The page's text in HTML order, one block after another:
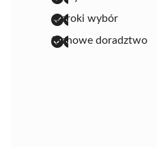
szeroki wybór
fachowe doradztwo